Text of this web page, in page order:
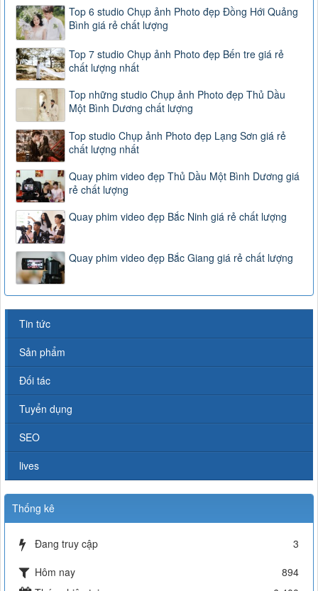
Top 6 studio Chụp ảnh Photo đẹp Đồng Hới Quảng
Bình giá rẻ chất lượng
Top 7 studio Chụp ảnh Photo đẹp Bến tre giá rẻ
chất lượng nhất
Top những studio Chụp ảnh Photo đẹp Thủ Dầu
Một Bình Dương chất lượng
Top studio Chụp ảnh Photo đẹp Lạng Sơn giá rẻ
chất lượng nhất
Quay phim video đẹp Thủ Dầu Một Bình Dương giá
rẻ chất lượng
Quay phim video đẹp Bắc Ninh giá rẻ chất lượng
Quay phim video đẹp Bắc Giang giá rẻ chất lượng
Tin tức
Sản phẩm
Đối tác
Tuyển dụng
SEO
lives
Thống kê
Đang truy cập
3
Hôm nay
894